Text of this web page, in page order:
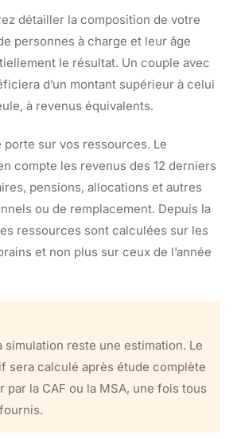
détailler la composition de votre
personnes à charge et leur âge
le résultat. Un couple avec
d’un montant supérieur à celui
à revenus équivalents.
porte sur vos ressources. Le
compte les revenus des 12 derniers
pensions, allocations et autres
ou de remplacement. Depuis la
ressources sont calculées sur les
et non plus sur ceux de l’année
simulation reste une estimation. Le
sera calculé après étude complète
par la CAF ou la MSA, une fois tous